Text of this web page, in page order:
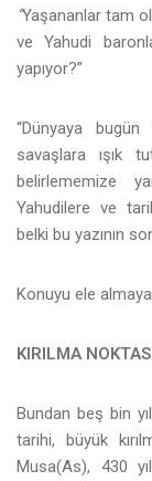
“Yaşananlar tam
ve Yahudi
yapıyor?”
“Dünyaya
savaşlara ışık
belirlememize
Yahudilere ve
belki bu yazının
Konuyu ele
KIRILMA
Bundan beş bin
tarihi, büyük
Musa(As), 430